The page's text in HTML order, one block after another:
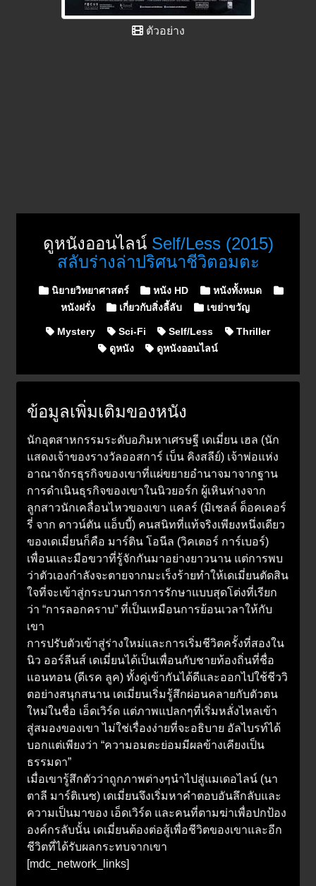
ตัวอย่าง
ดูหนังออนไลน์ Self/Less (2015)
สลับร่างล่าปริศนาชีวิตอมตะ
Posted in
นิยายวิทยาศาสตร์ หนัง HD
หนังทั้งหมด
หนังฝรั่ง
เกี่ยวกับสิ่งลี้ลับ เขย่าขวัญ
Mystery Sci-Fi Self/Less
Thriller
ดูหนัง
ดูหนังออนไลน์
ข้อมูลเพิ่มเติมของหนัง
นักอุตสาหกรรมระดับอภิมหาเศรษฐี เดเมี่ยน เฮล (นัก
แสดงเจ้าของรางวัลออสการ์ เบ็น คิงสลีย์) เจ้าพ่อแห่ง
อาณาจักรธุรกิจของเขาที่แผ่ขยายอำนาจมาจากฐาน
การดำเนินธุรกิจของเขาในนิวยอร์ก ผู้เหินห่างจาก
ลูกสาวนักเคลื่อนไหวของเขา แคลร์ (มิเชลล์ ด็อคเคอร์
รี่ จาก ดาวน์ตัน แอ็บบี้) คนสนิทที่แท้จริงเพียงหนึ่งเดียว
ของเดเมี่ยนก็คือ มาร์ติน โอนีล (วิคเตอร์ การ์เบอร์)
เพื่อนและมือขวาที่รู้จักกันมาอย่างยาวนาน แต่การพบ
ว่าตัวเองกำลังจะตายจากมะเร็งร้ายทำให้เดเมี่ยนตัดสิน
ใจที่จะเข้าสู่กระบวนการการรักษาแบบสุดโต่งที่เรียก
ว่า “การลอกคราบ” ที่เป็นเหมือนการย้อนเวลาให้กับ
เขา
การปรับตัวเข้าสู่ร่างใหม่และการเริ่มชีวิตครั้งที่สองใน
นิว ออร์ลีนส์ เดเมี่ยนได้เป็นเพื่อนกับชายท้องถิ่นที่ชื่อ
แอนทอน (ดีเรค ลูค) ทั้งคู่เข้ากันได้ดีและออกไปใช้ชีววิ
ตอย่างสนุกสนาน เดเมี่ยนเริ่มรู้สึกผ่อนคลายกับตัวตน
ใหม่ในชื่อ เอ็ดเวิร์ด แต่ภาพแปลกๆที่เริ่มหลั่งไหลเข้า
สู่สมองของเขา ไม่ใช่เรื่องง่ายที่จะอธิบาย อัลไบรท์ได้
บอกแต่เพียงว่า “ความอมตะย่อมมีผลข้างเคียงเป็น
ธรรมดา”
เมื่อเขารู้สึกตัวว่าถูกภาพต่างๆนำไปสู่แมเดอไลน์ (นา
ตาลี มาร์ติเนซ) เดเมี่ยนจึงเริ่มหาคำตอบอันลึกลับและ
ความเป็นมาของ เอ็ดเวิร์ด และคนที่ตามฆ่าเพื่อปกป้อง
องค์กรลับนั้น เดเมี่ยนต้องต่อสู้เพื่อชีวิตของเขาและอีก
ชีวิตที่ได้รับผลกระทบจากเขา
[mdc_network_links]